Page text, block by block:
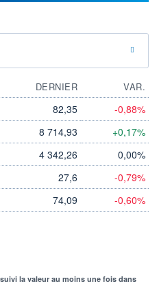
DERNIER
VAR.
82,35 -0,88%
8 714,93 +0,17%
4 342,26 0,00%
27,6 -0,79%
74,09 -0,60%
la valeur au moins une fois dans